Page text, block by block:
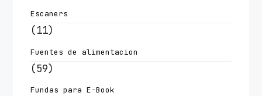
Escaners
(11)
Fuentes de alimentacion
(59)
Fundas para E-Book